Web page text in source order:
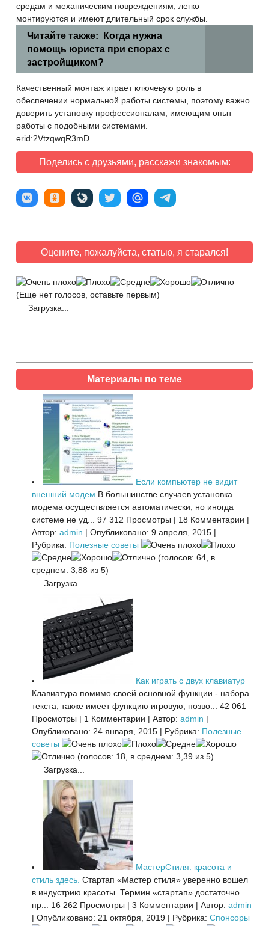
средам и механическим повреждениям, легко
монтируются и имеют длительный срок службы.
Читайте также:
Когда нужна
помощь юриста при спорах с
застройщиком?
Качественный монтаж играет ключевую роль в
обеспечении нормальной работы системы, поэтому важно
доверить установку профессионалам, имеющим опыт
работы с подобными системами.
erid:2VtzqwqR3mD
Поделись с друзьями, расскажи знакомым:
Оцените, пожалуйста, статью, я старался!
(Еще нет голосов, оставьте первым)
Загрузка...
Материалы по теме
Если компьютер не видит
внешний модем В большинстве случаев установка
модема осуществляется автоматически, но иногда
системе не уд...
97 312 Просмотры | 18 Комментарии |
Автор: admin | Опубликовано: 9 апреля, 2015 |
Рубрика: Полезные советы
(голосов: 64, в
среднем: 3,88 из 5)
Загрузка...
Как играть с двух клавиатур
Клавиатура помимо своей основной функции - набора
текста, также имеет функцию игровую, позво...
42 061
Просмотры | 1 Комментарии | Автор: admin |
Опубликовано: 24 января, 2015 | Рубрика: Полезные
советы
(голосов: 18, в среднем: 3,39 из 5)
Загрузка...
МастерСтиля: красота и
стиль здесь. Стартап «Мастер стиля» уверенно вошел
в индустрию красоты. Термин «стартап» достаточно
пр...
16 262 Просмотры | 3 Комментарии | Автор: admin
| Опубликовано: 21 октября, 2019 | Рубрика: Спонсоры